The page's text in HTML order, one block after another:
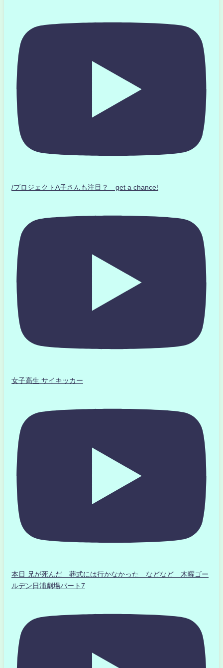
/プロジェクトA子さんも注目？ get a chance!
女子高生 サイキッカー
本日 兄が死んだ 葬式には行かなかった などなど 木曜ゴー
ルデン日浦劇場パート7